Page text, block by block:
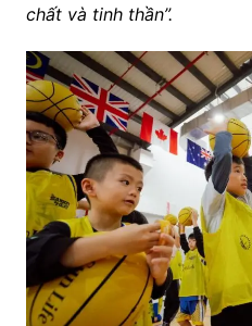
chất và tinh thần”.